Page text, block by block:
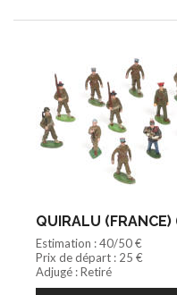
QUIRALU (FRANCE)
Estimation : 40/50 €
Prix de départ : 25 €
Adjugé : Retiré